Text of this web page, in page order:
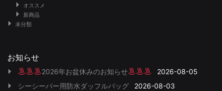
オススメ
新商品
未分類
お知らせ
2026年お盆休みのお知らせ
2026-08-05
シーシーバー用防水ダッフルバッグ
2026-08-03